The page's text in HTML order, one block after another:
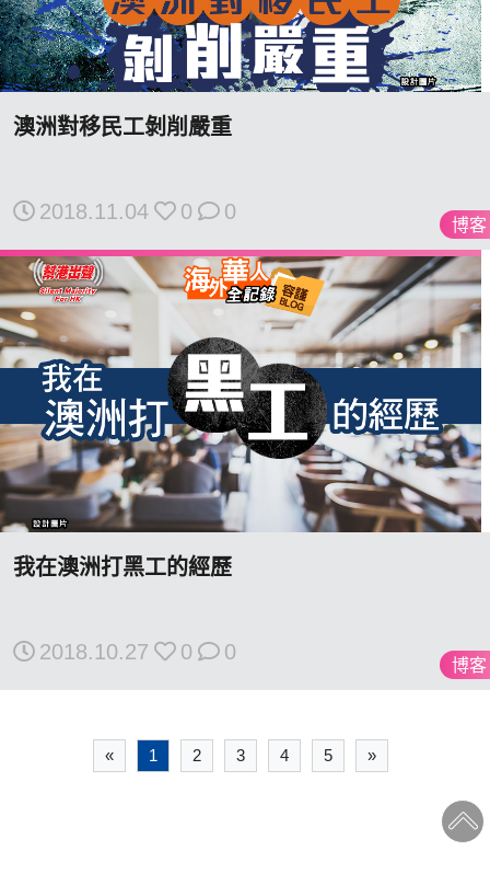
博客
澳洲對移民工剝削嚴重
2018.11.04 0 0
博客
我在澳洲打黑工的經歷
2018.10.27 0 0
« 1 2 3 4 5 »